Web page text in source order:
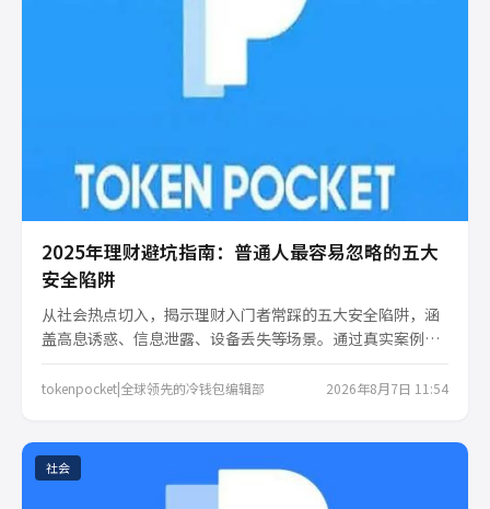
2025年理财避坑指南：普通人最容易忽略的五大
安全陷阱
从社会热点切入，揭示理财入门者常踩的五大安全陷阱，涵
盖高息诱惑、信息泄露、设备丢失等场景。通过真实案例与
则危险的理财误区，实现资产稳健增值。
tokenpocket|全球领先的冷钱包编辑部 2026年8月7日 11:54
社会